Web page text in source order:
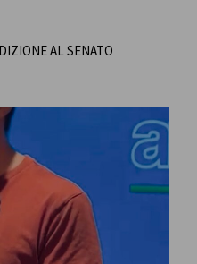
AL SENATO